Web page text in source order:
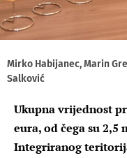
Mirko Habijanec, Marin
Salković
Ukupna vrijednost
eura, od čega su
Integriranog